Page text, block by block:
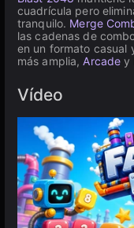
cuadrícula pero
tranquilo. Merge
las cadenas de
en un formato casual
más amplia,Arcade y
Vídeo